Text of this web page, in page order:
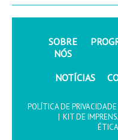
SOBRE
NÓS
NOTÍCIAS
POLÍTICA DE PRIVACIDADE
| KIT DE